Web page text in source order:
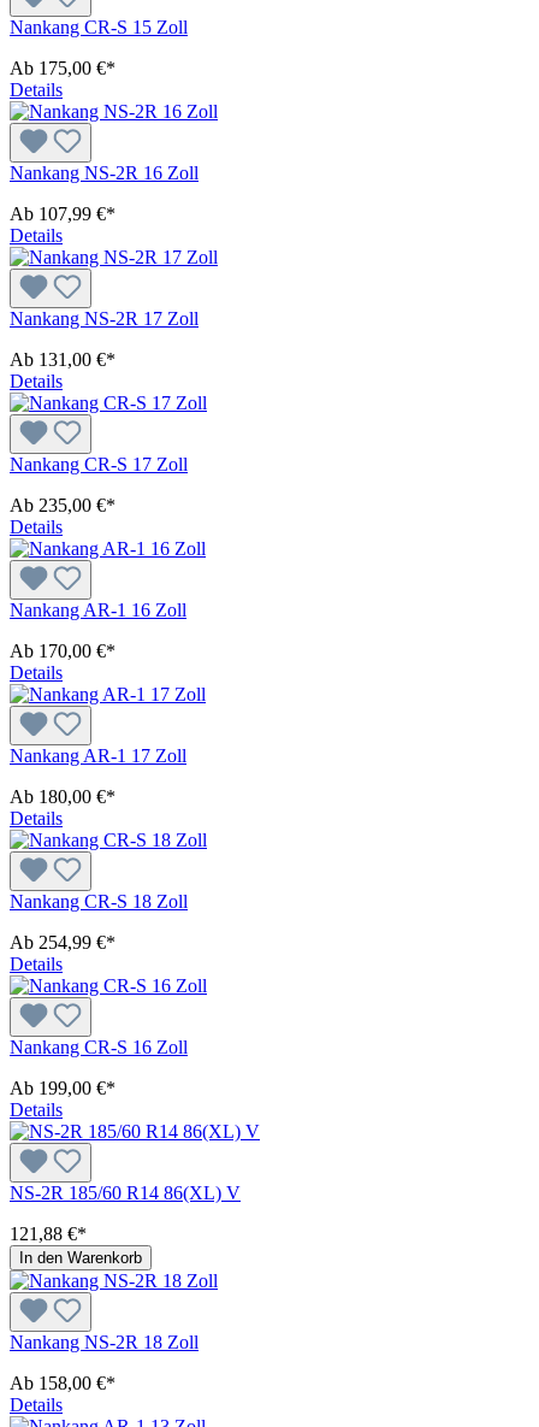
Nankang CR-S 15 Zoll
Ab 175,00 €*
Details
Nankang NS-2R 16 Zoll
Ab 107,99 €*
Details
Nankang NS-2R 17 Zoll
Ab 131,00 €*
Details
Nankang CR-S 17 Zoll
Ab 235,00 €*
Details
Nankang AR-1 16 Zoll
Ab 170,00 €*
Details
Nankang AR-1 17 Zoll
Ab 180,00 €*
Details
Nankang CR-S 18 Zoll
Ab 254,99 €*
Details
Nankang CR-S 16 Zoll
Ab 199,00 €*
Details
NS-2R 185/60 R14 86(XL) V
121,88 €*
In den Warenkorb
Nankang NS-2R 18 Zoll
Ab 158,00 €*
Details